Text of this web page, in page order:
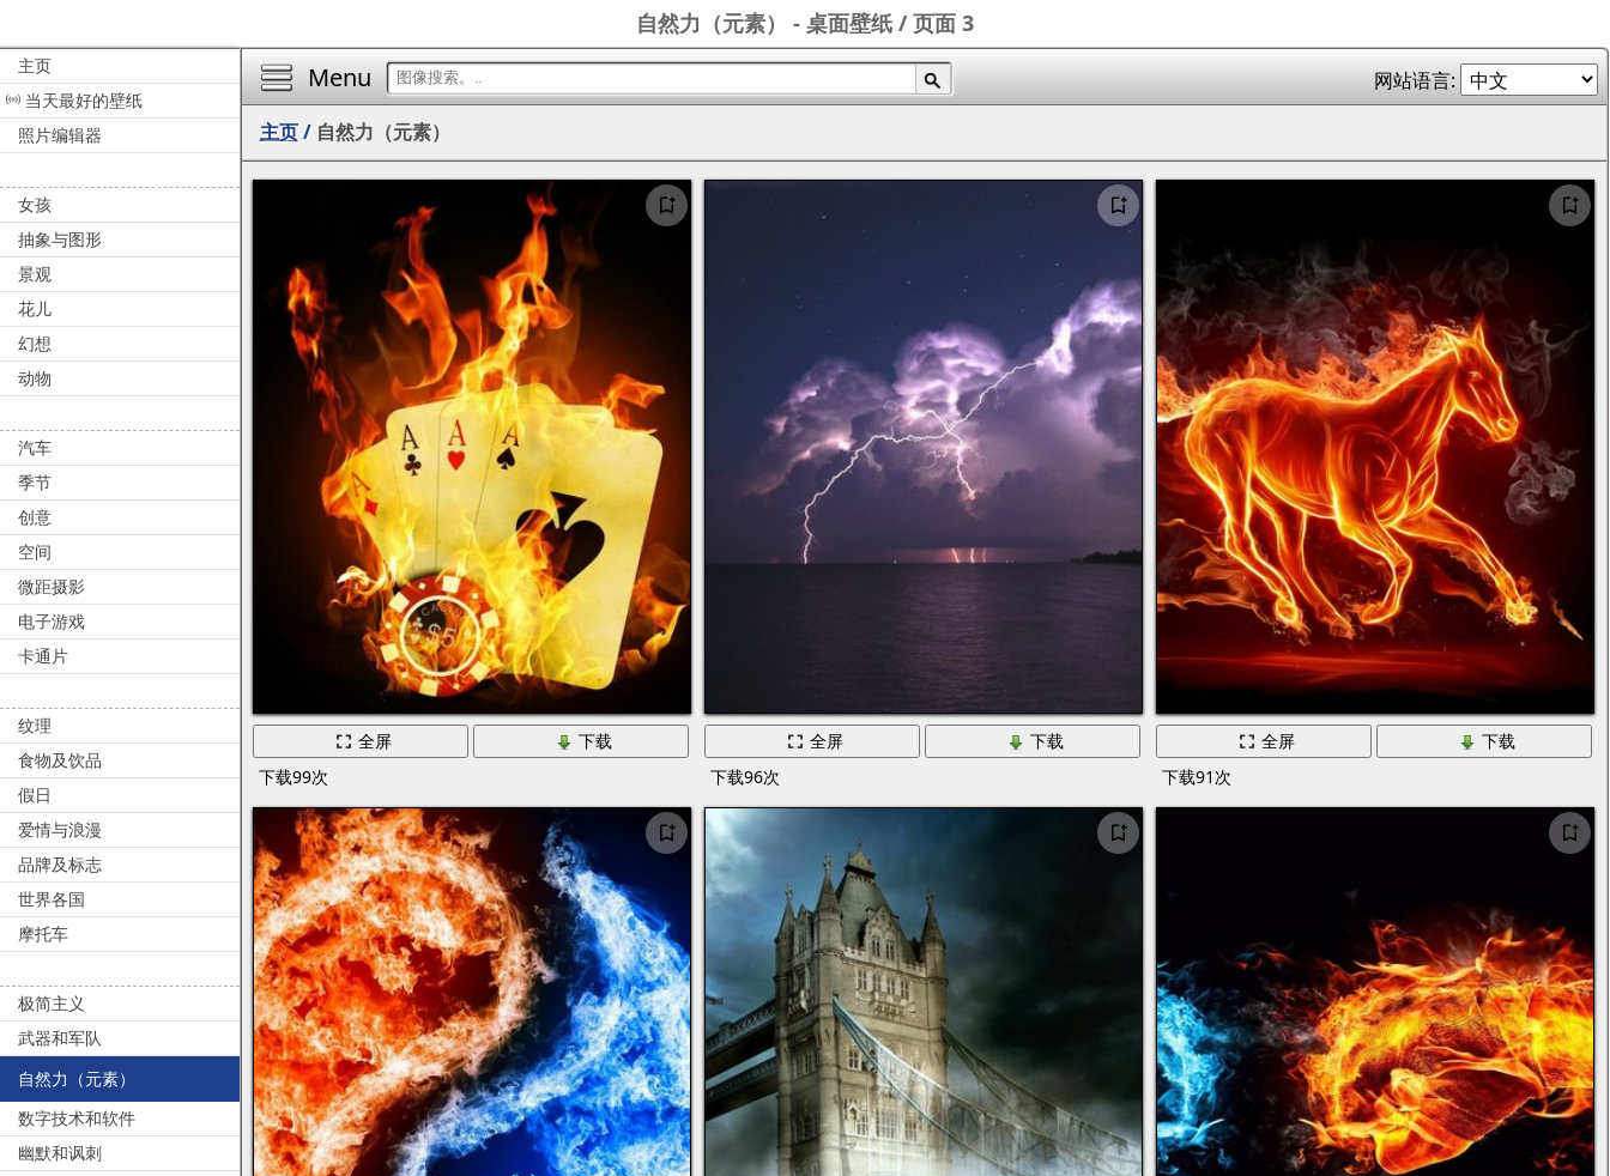
自然力（元素） - 桌面壁纸 / 页面 3
主页
当天最好的壁纸
照片编辑器
女孩
抽象与图形
景观
花儿
幻想
动物
汽车
季节
创意
空间
微距摄影
电子游戏
卡通片
纹理
食物及饮品
假日
爱情与浪漫
品牌及标志
世界各国
摩托车
极简主义
武器和军队
自然力（元素）
数字技术和软件
幽默和讽刺
Menu
网站语言:
主页/ 自然力（元素）
全屏
下载
下载99次
全屏
下载
下载96次
全屏
下载
下载91次